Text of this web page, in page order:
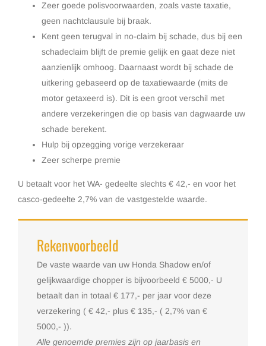
Zeer goede polisvoorwaarden, zoals vaste taxatie,
geen nachtclausule bij braak.
Kent geen terugval in no-claim bij schade, dus bij een
schadeclaim blijft de premie gelijk en gaat deze niet
aanzienlijk omhoog. Daarnaast wordt bij schade de
uitkering gebaseerd op de taxatiewaarde (mits de
motor getaxeerd is). Dit is een groot verschil met
andere verzekeringen die op basis van dagwaarde uw
schade berekent.
Hulp bij opzegging vorige verzekeraar
Zeer scherpe premie
U betaalt voor het WA- gedeelte slechts € 42,- en voor het
casco-gedeelte 2,7% van de vastgestelde waarde.
Rekenvoorbeeld
De vaste waarde van uw Honda Shadow en/of
gelijkwaardige chopper is bijvoorbeeld € 5000,- U
betaalt dan in totaal € 177,- per jaar voor deze
verzekering ( € 42,- plus € 135,- ( 2,7% van €
5000,- )).
Alle genoemde premies zijn op jaarbasis en